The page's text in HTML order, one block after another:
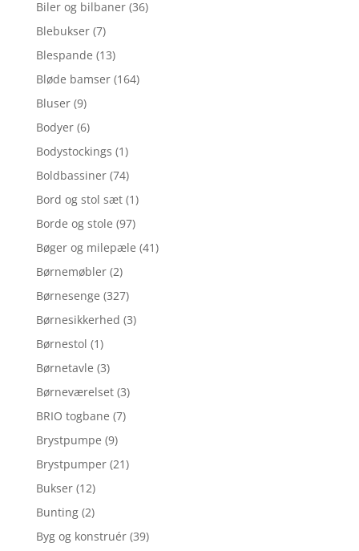
Biler og bilbaner (36)
Blebukser (7)
Blespande (13)
Bløde bamser (164)
Bluser (9)
Bodyer (6)
Bodystockings (1)
Boldbassiner (74)
Bord og stol sæt (1)
Borde og stole (97)
Bøger og milepæle (41)
Børnemøbler (2)
Børnesenge (327)
Børnesikkerhed (3)
Børnestol (1)
Børnetavle (3)
Børneværelset (3)
BRIO togbane (7)
Brystpumpe (9)
Brystpumper (21)
Bukser (12)
Bunting (2)
Byg og konstruér (39)